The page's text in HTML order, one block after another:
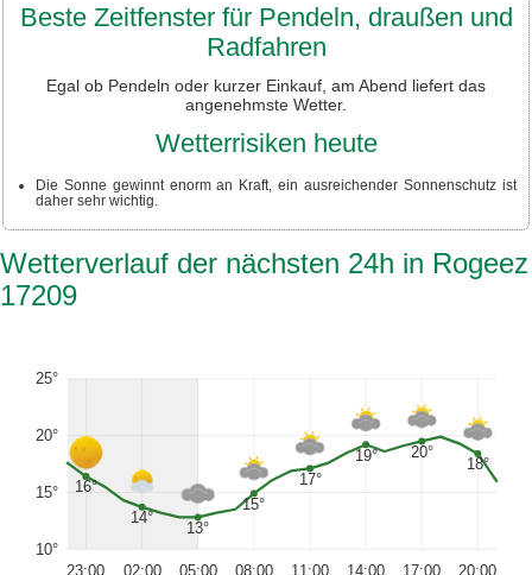
Beste Zeitfenster für Pendeln, draußen und
Radfahren
Egal ob Pendeln oder kurzer Einkauf, am Abend liefert das
angenehmste Wetter.
Wetterrisiken heute
Die Sonne gewinnt enorm an Kraft, ein ausreichender Sonnenschutz ist
daher sehr wichtig.
Wetterverlauf der nächsten 24h in Rogeez
17209
10°
15°
20°
25°
16°
14°
13°
15°
17°
19° 20°
18°
23:00 02:00 05:00 08:00 11:00 14:00 17:00 20:00